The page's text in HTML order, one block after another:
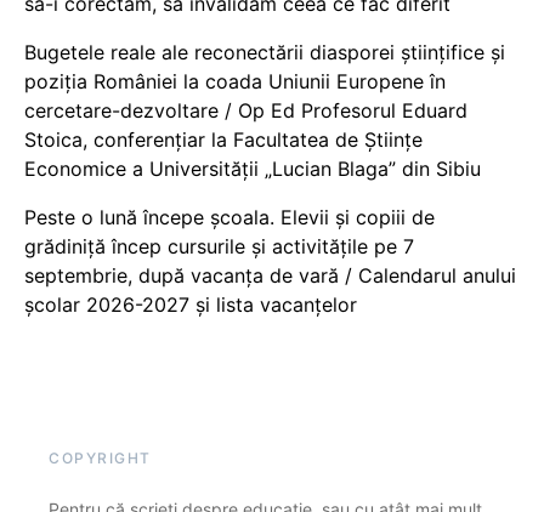
Bugetele reale ale reconectării diasporei științifice și
poziția României la coada Uniunii Europene în
cercetare-dezvoltare / Op Ed Profesorul Eduard
Stoica, conferențiar la Facultatea de Științe
Economice a Universității „Lucian Blaga” din Sibiu
Peste o lună începe școala. Elevii și copiii de
grădiniță încep cursurile și activitățile pe 7
septembrie, după vacanța de vară / Calendarul anului
școlar 2026-2027 și lista vacanțelor
COPYRIGHT